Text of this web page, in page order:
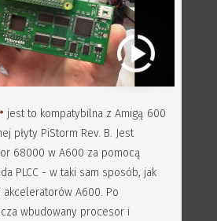
jest to kompatybilna z Amigą 600
płyty PiStorm Rev. B. Jest
68000 w A600 za pomocą
PLCC - w taki sam sposób, jak
A600. Po
wbudowany procesor i